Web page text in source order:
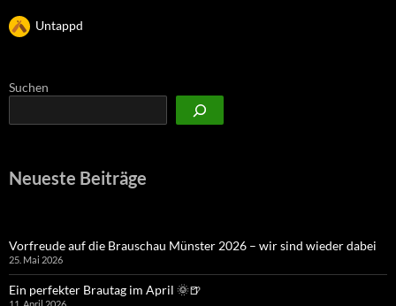
Untappd
Suchen
Neueste Beiträge
Vorfreude auf die Brauschau Münster 2026 – wir sind wieder dabei
25. Mai 2026
Ein perfekter Brautag im April 🌞🍺